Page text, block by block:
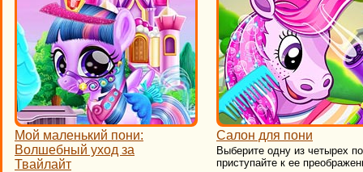
Мой маленький пони:
Волшебный уход за
Твайлайт
Салон для пони
Выберите одну из четырех
приступайте к ее